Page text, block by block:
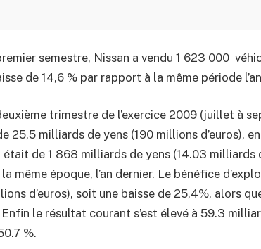
semestre, Nissan a vendu 1 623 000
de 14,6 % par rapport à la même période
trimestre de l’exercice 2009 (juillet à
25,5 milliards de yens (190 millions d’euros),
était de 1 868 milliards de yens (14.03 milliards
même époque, l’an dernier. Le bénéfice
d’euros), soit une baisse de 25,4%, alors
le résultat courant s’est élevé à 59.3
%.